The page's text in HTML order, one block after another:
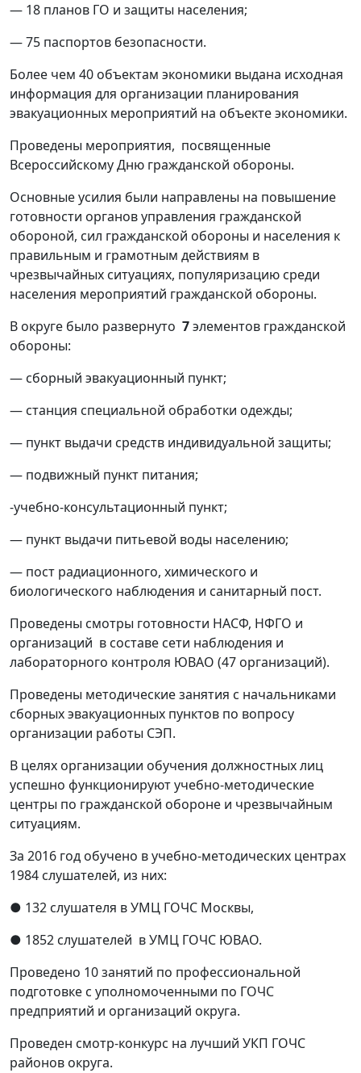
— 18 планов ГО и защиты населения;
— 75 паспортов безопасности.
Более чем 40 объектам экономики выдана исходная
информация для организации планирования
эвакуационных мероприятий на объекте экономики.
Проведены мероприятия, посвященные
Всероссийскому Дню гражданской обороны.
Основные усилия были направлены на повышение
готовности органов управления гражданской
обороной, сил гражданской обороны и населения к
правильным и грамотным действиям в
чрезвычайных ситуациях, популяризацию среди
населения мероприятий гражданской обороны.
В округе было развернуто 7элементов гражданской
обороны:
— сборный эвакуационный пункт;
— станция специальной обработки одежды;
— пункт выдачи средств индивидуальной защиты;
— подвижный пункт питания;
-учебно-консультационный пункт;
— пункт выдачи питьевой воды населению;
— пост радиационного, химического и
биологического наблюдения и санитарный пост.
Проведены смотры готовности НАСФ, НФГО и
организаций в составе сети наблюдения и
лабораторного контроля ЮВАО (47 организаций).
Проведены методические занятия с начальниками
сборных эвакуационных пунктов по вопросу
организации работы СЭП.
В целях организации обучения должностных лиц
успешно функционируют учебно-методические
центры по гражданской обороне и чрезвычайным
ситуациям.
За 2016 год обучено в учебно-методических центрах
1984 слушателей, из них:
● 132 слушателя в УМЦ ГОЧС Москвы,
● 1852 слушателей в УМЦ ГОЧС ЮВАО.
Проведено 10 занятий по профессиональной
подготовке с уполномоченными по ГОЧС
предприятий и организаций округа.
Проведен смотр-конкурс на лучший УКП ГОЧС
районов округа.